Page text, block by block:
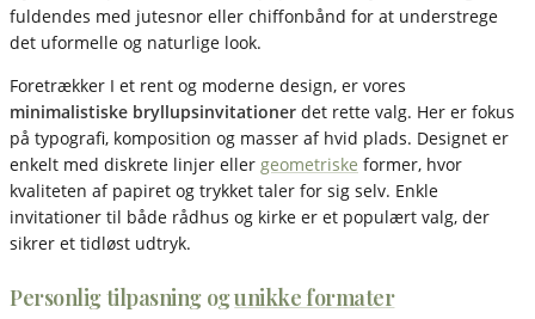
fuldendes med jutesnor eller chiffonbånd for at understrege
det uformelle og naturlige look.
Foretrækker I et rent og moderne design, er vores
minimalistiske bryllupsinvitationer det rette valg. Her er fokus
på typografi, komposition og masser af hvid plads. Designet er
enkelt med diskrete linjer eller geometriske former, hvor
kvaliteten af papiret og trykket taler for sig selv. Enkle
invitationer til både rådhus og kirke er et populært valg, der
sikrer et tidløst udtryk.
Personlig tilpasning ogunikke formater